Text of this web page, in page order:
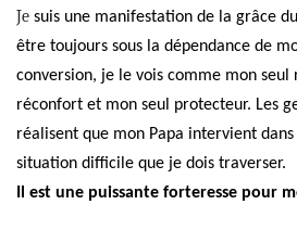
Je suis une manifestation de la grâce
être toujours sous la dépendance de
conversion, je le vois comme mon seul
réconfort et mon seul protecteur. Les
réalisent que mon Papa intervient
situation difficile que je dois traverser.
Il est une puissante forteresse pour